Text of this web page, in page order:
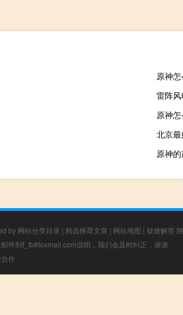
原神
原神
北京
原神
by 网站分类目录 | 精选推荐文章 | 网站地图 | 疑难解答
件到f_fb#foxmail.com说明，我们会及时纠正，谢谢
作